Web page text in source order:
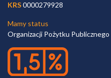
KRS0000279928
Mamy status
Organizacji Pożytku Publicznego